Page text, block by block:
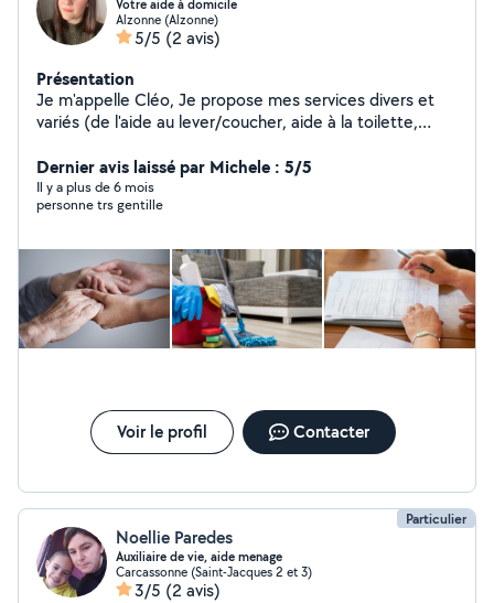
Votre aide à domicile
Alzonne (Alzonne)
5/5 (2 avis)
Présentation
Je m'appelle Cléo, Je propose mes services divers et
variés (de l'aide au lever/coucher, aide à la toilette,
courses, tâches administrative) N'hésitez pas à me
contacter, j'étudie toutes les demandes !
Dernier avis laissé par Michele : 5/5
Il y a plus de 6 mois
personne trs gentille
Voir le profil Contacter
Particulier
Noellie Paredes
Auxiliaire de vie, aide menage
Carcassonne (Saint-Jacques 2 et 3)
3/5 (2 avis)